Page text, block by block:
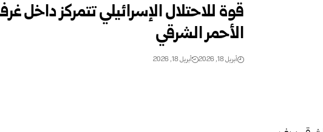
قوة للاحتلال الإسرائيلي تتمركز
الأحمر الشرقي
أبريل 18, 2026 أبريل 18, 2026